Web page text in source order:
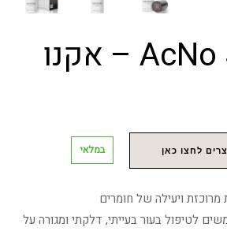
AcNo Solution – אקנו
לחצו כאן במלאי
ויעילה של חומרים
לטיפול בעור בעייתי, דלקתי ומגורה על